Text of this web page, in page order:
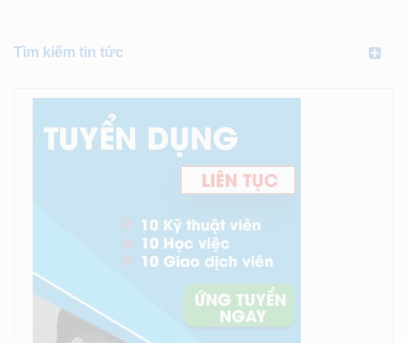
Tìm kiếm tin tức